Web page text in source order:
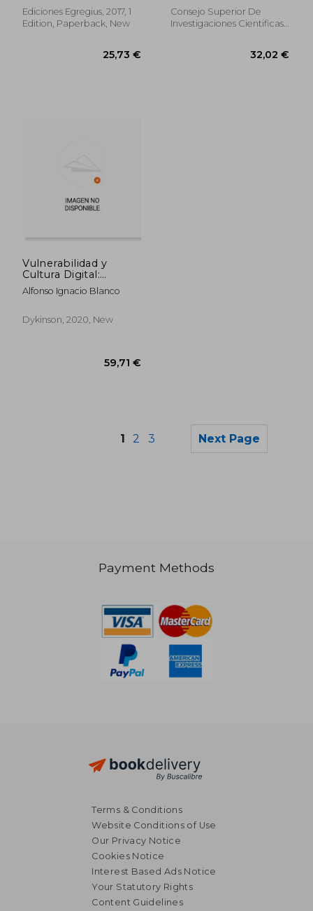
52,37 €
Spanish)
Federico ; Hernández-
Santaolalla, Víctor
Ediciones Egregius, 2017, 1
Edition, Paperback, New
Ullate Oteiza
Consejo Superior De
Investigaciones Cientificas,
Vulnerabilidad y
Cultura Digital:
Riesgos y
Oportunidades de la
Hiperconectada (in
Alfonso Ignacio Blanco
Dykinson, 2020, New
1 2 3 Next Page
Payment Methods
Terms & Conditions
Website Conditions of Use
Our Privacy Notice
Cookies Notice
Interest Based Ads Notice
Your Statutory Rights
Content Guidelines